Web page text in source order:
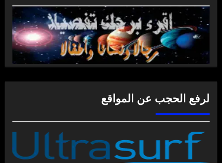
لرفع الحجب عن المواقع